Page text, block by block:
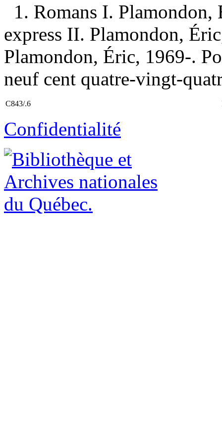
1. Romans I.
express II. Plamondon,
Plamondon, Éric, 1969-.
neuf cent quatre-vingt-
C843/.6
Confidentialité